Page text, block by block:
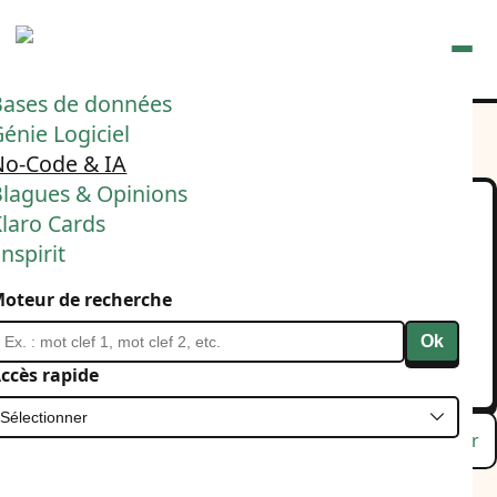
Ouvrir
de données
Logiciel
Code & IA
& Opinions
Cards
de recherche
Ok
rapide
J'ai connu un chercheur
en biologie brillant, qui a
terminé déprimé.
27 mars 2026 Blague & Opinion IA
Lu Favori Masquer